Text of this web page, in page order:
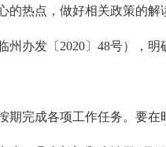
热点，做好相关政策的
办发〔2020〕48号），
期完成各项工作任务。要